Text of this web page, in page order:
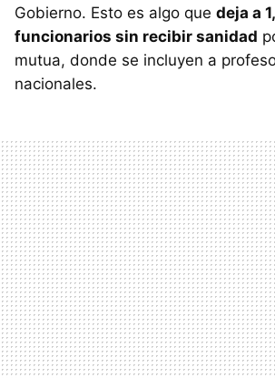
Gobierno. Esto es algo que deja a
funcionarios sin recibir sanidad
mutua, donde se incluyen a
nacionales.